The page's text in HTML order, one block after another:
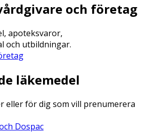
och företag
apoteksvaror,
och utbildningar.
läkemedel
eller för dig som vill prenumerera
Dospac